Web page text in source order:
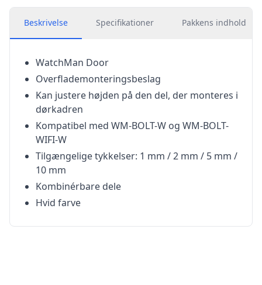
Beskrivelse Specifikationer Pakkens indhold
WatchMan Door
Overflademonteringsbeslag
Kan justere højden på den del, der monteres i
dørkadren
Kompatibel med WM-BOLT-W og WM-BOLT-
WIFI-W
Tilgængelige tykkelser: 1 mm / 2 mm / 5 mm /
10 mm
Kombinérbare dele
Hvid farve